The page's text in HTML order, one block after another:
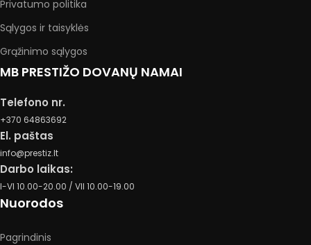
Privatumo politika
Sąlygos ir taisyklės
Grąžinimo sąlygos
MB PRESTIŽO DOVANŲ NAMAI
Telefono nr.
+370 64863692
El. paštas
info@prestiz.lt
Darbo laikas:
I-VI 10.00-20.00 / VII 10.00-19.00
Nuorodos
Pagrindinis